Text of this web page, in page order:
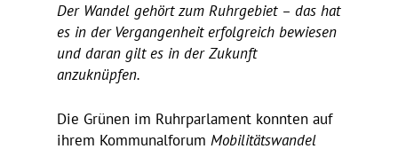
Der Wandel gehört zum Ruhr­ge­biet – das hat
es in der Vergan­gen­heit erfolg­reich bewiesen
und daran gilt es in der Zukunft
anzuknüpfen.
Die Grünen im Ruhr­par­la­ment konnten auf
ihrem Kommu­nal­forum Mobi­li­täts­wandel